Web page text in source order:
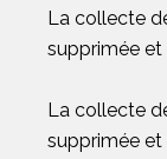
La collecte
supprimée et
La collecte
supprimée et